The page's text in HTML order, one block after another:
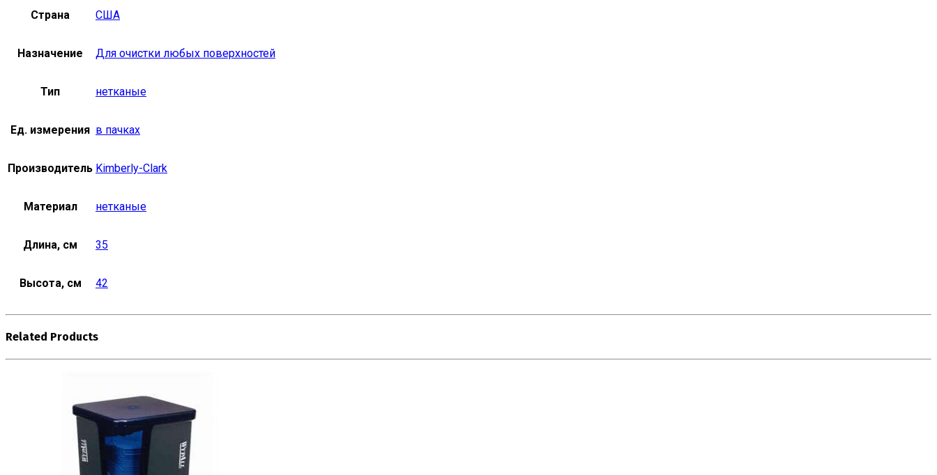
Страна США
Назначение Для очистки любых поверхностей
Тип нетканые
Ед. измерения в пачках
Производитель Kimberly-Clark
Материал нетканые
Длина, см 35
Высота, см 42
Related Products